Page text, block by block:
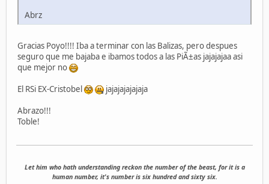
Abrz
Gracias Poyo!!!! Iba a terminar con las Balizas, pero despues
seguro que me bajaba e ibamos todos a las PiÃ±as jajajajaa asi
que mejor no
El RSi EX-Cristobel
jajajajajajaja
Abrazo!!!
Toble!
Let him who hath understanding reckon the number of the beast, for it is a
human number, it's number is six hundred and sixty six.